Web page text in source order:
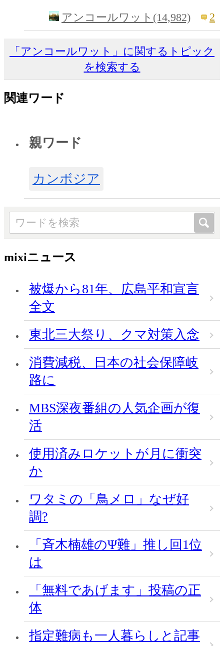
アンコールワット(14,982) 2
「アンコールワット」に関するトピック
を検索する
関連ワード
親ワード
カンボジア
mixiニュース
被爆から81年、広島平和宣言
全文
東北三大祭り、クマ対策入念
消費減税、日本の社会保障岐
路に
MBS深夜番組の人気企画が復
活
使用済みロケットが月に衝突
か
ワタミの「鳥メロ」なぜ好
調?
「斉木楠雄のΨ難」推し回1位
は
「無料であげます」投稿の正
体
指定難病も一人暮らしと記事